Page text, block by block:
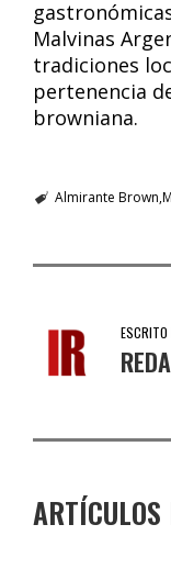
Malvinas
tradiciones
pertenencia
browniana.
Almirante Brown
ESCRITO
ARTÍCULOS